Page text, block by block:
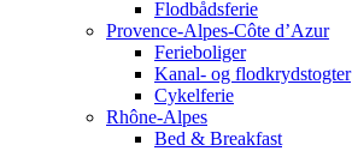
Flodbådsferie
Provence-Alpes-Côte d’Azur
Ferieboliger
Kanal- og flodkrydstogter
Cykelferie
Rhône-Alpes
Bed & Breakfast